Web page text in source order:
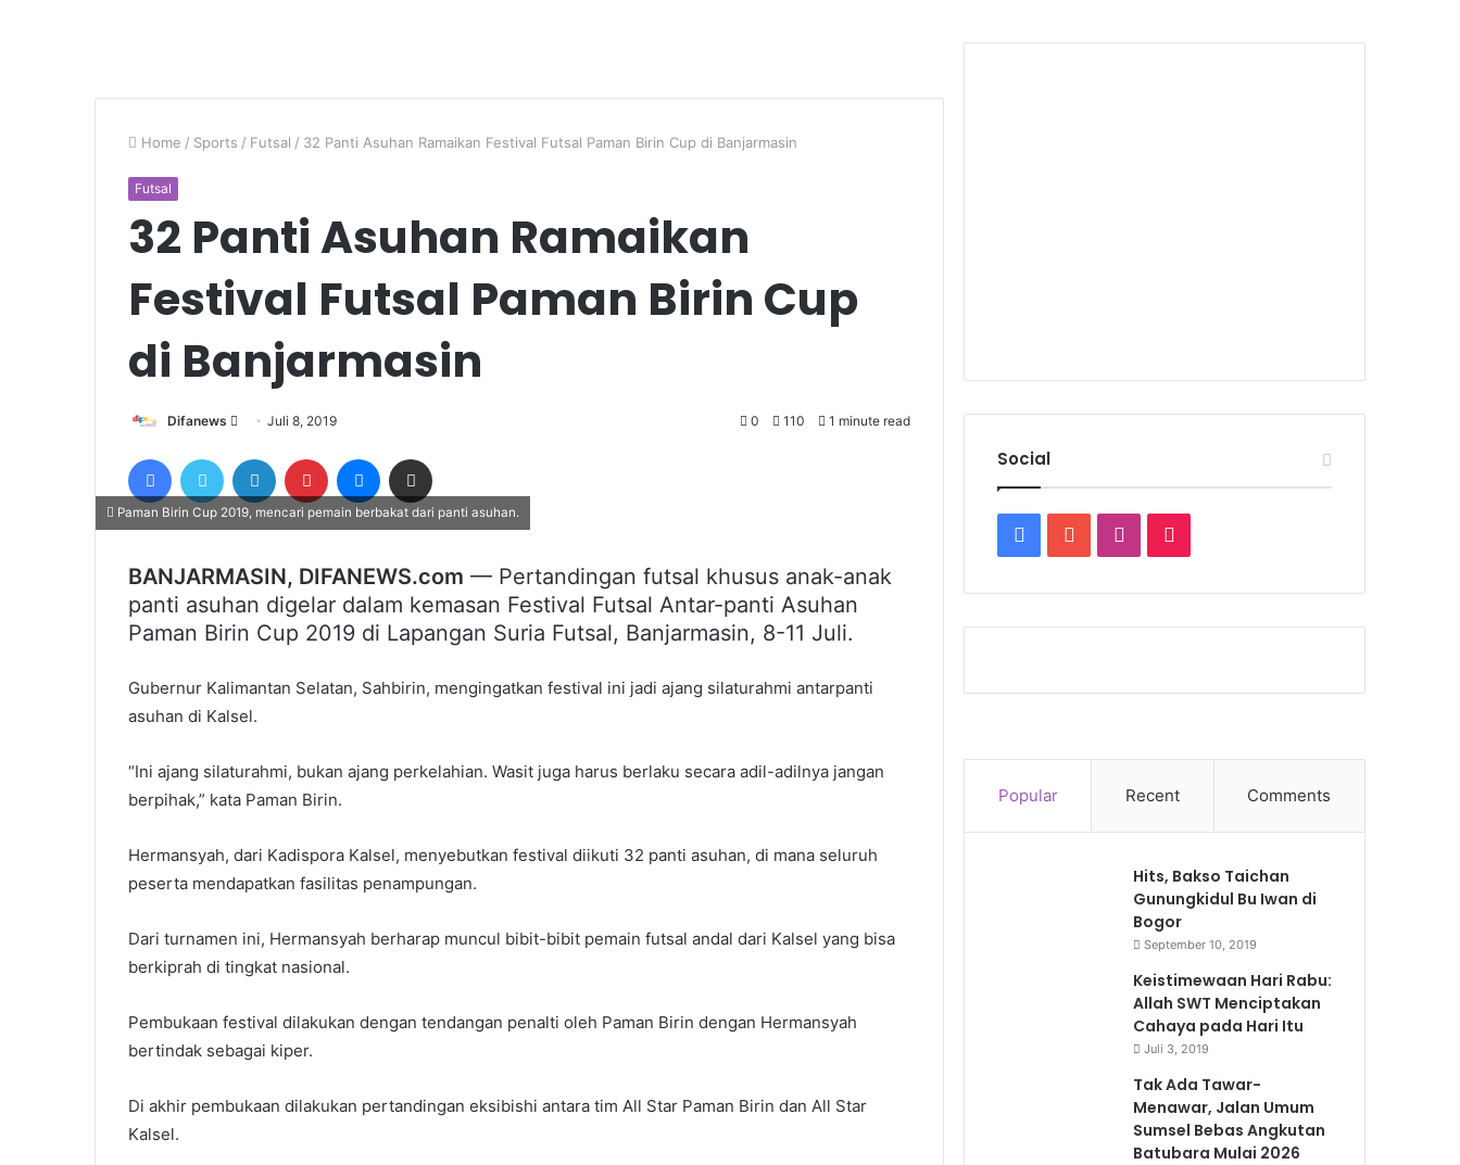
Home / Sports / Futsal / 32 Panti Asuhan Ramaikan Festival Futsal Paman Birin Cup di Banjarmasin
Futsal
32 Panti Asuhan Ramaikan
Festival Futsal Paman Birin Cup
di Banjarmasin
Difanews
Send
email
Juli 8, 2019 0 110 1 minute read
FacebookTwitter LinkedIn Pinterest Messenger
Paman Birin Cup 2019, mencari pemain berbakat dari panti asuhan.
BANJARMASIN, DIFANEWS.com — Pertandingan futsal khusus anak-anak
panti asuhan digelar dalam kemasan Festival Futsal Antar-panti Asuhan
Paman Birin Cup 2019 di Lapangan Suria Futsal, Banjarmasin, 8-11 Juli.
Gubernur Kalimantan Selatan, Sahbirin, mengingatkan festival ini jadi ajang silaturahmi antarpanti
asuhan di Kalsel.
“Ini ajang silaturahmi, bukan ajang perkelahian. Wasit juga harus berlaku secara adil-adilnya jangan
berpihak,” kata Paman Birin.
Hermansyah, dari Kadispora Kalsel, menyebutkan festival diikuti 32 panti asuhan, di mana seluruh
peserta mendapatkan fasilitas penampungan.
Dari turnamen ini, Hermansyah berharap muncul bibit-bibit pemain futsal andal dari Kalsel yang bisa
berkiprah di tingkat nasional.
Pembukaan festival dilakukan dengan tendangan penalti oleh Paman Birin dengan Hermansyah
bertindak sebagai kiper.
Di akhir pembukaan dilakukan pertandingan eksibishi antara tim All Star Paman Birin dan All Star
Kalsel.
Social
FacebookYouTubeInstagram
Popular Recent Comments
Hits, Bakso Taichan
Gunungkidul Bu Iwan di
Bogor
September 10, 2019
Keistimewaan Hari Rabu:
Allah SWT Menciptakan
Cahaya pada Hari Itu
Juli 3, 2019
Tak Ada Tawar-
Menawar, Jalan Umum
Sumsel Bebas Angkutan
Batubara Mulai 2026